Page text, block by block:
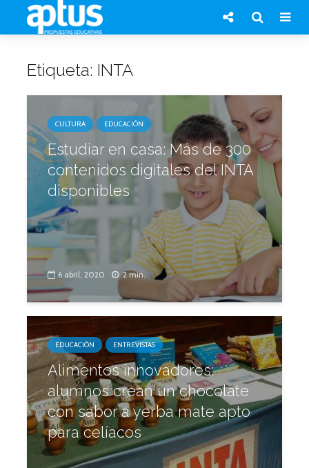
Etiqueta: INTA
CULTURA EDUCACIÓN
Estudiar en casa: Más de 300
contenidos digitales del INTA
disponibles
6 abril, 2020 2 min.
EDUCACIÓN ENTREVISTAS
Alimentos innovadores:
alumnos crean un chocolate
con sabor a yerba mate apto
para celíacos